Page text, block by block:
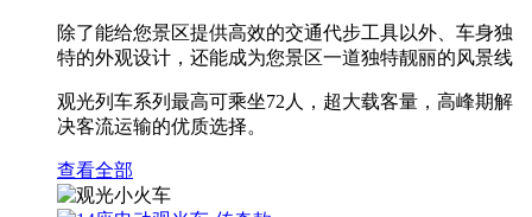
除了能给您景区提供高效的交通代步工具以外、车身独
特的外观设计，还能成为您景区一道独特靓丽的风景线
观光列车系列最高可乘坐72人，超大载客量，高峰期解
决客流运输的优质选择。
查看全部